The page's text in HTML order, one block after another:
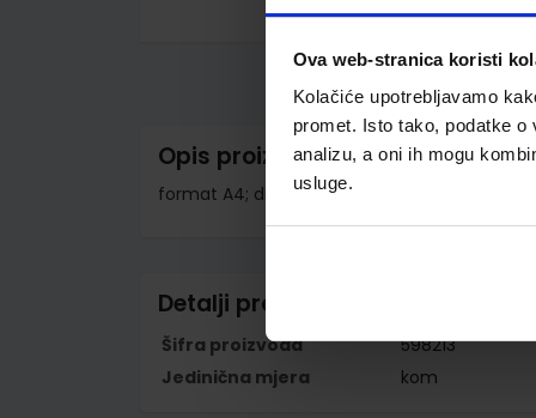
Ova web-stranica koristi
Kolačiće upotrebljavamo
promet. Isto tako, podatke
analizu, a oni ih mogu
usluge.
gallery
Opis proizvoda
format A4; dimenzije 250x350 mm; 3
Detalji proizvoda
Šifra proizvoda
598213
Jedinična mjera
kom